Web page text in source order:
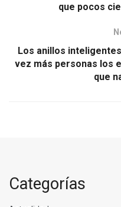
que pocos
Los anillos
vez más personas los
que
Categorías